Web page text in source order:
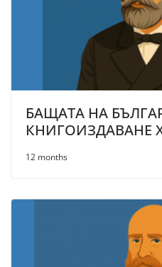
БАЩАТА НА
КНИГОИЗДАВАНЕ
12 months